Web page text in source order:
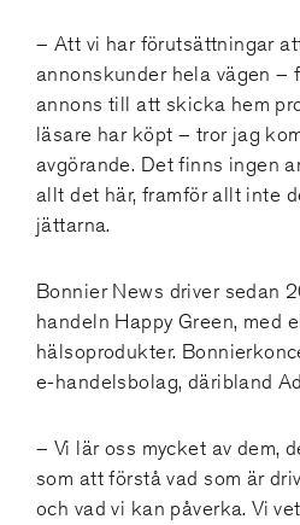
– Att vi har förutsättningar
annonskunder hela vägen –
annons till att skicka hem
läsare har köpt – tror jag
avgörande. Det finns ingen
allt det här, framför allt inte
jättarna.
Bonnier News driver sedan
handeln Happy Green, med
hälsoprodukter.
e-handelsbolag, däribland
– Vi lär oss mycket av dem,
som att förstå vad som är
och vad vi kan påverka. Vi